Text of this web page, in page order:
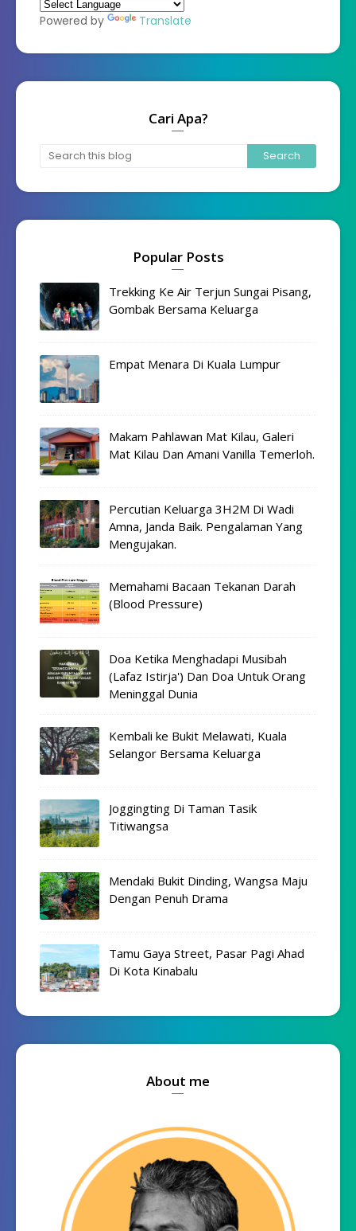
Powered by Translate
Cari Apa?
Popular Posts
Trekking Ke Air Terjun Sungai Pisang,
Gombak Bersama Keluarga
Empat Menara Di Kuala Lumpur
Makam Pahlawan Mat Kilau, Galeri
Mat Kilau Dan Amani Vanilla Temerloh.
Percutian Keluarga 3H2M Di Wadi
Amna, Janda Baik. Pengalaman Yang
Mengujakan.
Memahami Bacaan Tekanan Darah
(Blood Pressure)
Doa Ketika Menghadapi Musibah
(Lafaz Istirja') Dan Doa Untuk Orang
Meninggal Dunia
Kembali ke Bukit Melawati, Kuala
Selangor Bersama Keluarga
Joggingting Di Taman Tasik
Titiwangsa
Mendaki Bukit Dinding, Wangsa Maju
Dengan Penuh Drama
Tamu Gaya Street, Pasar Pagi Ahad
Di Kota Kinabalu
About me